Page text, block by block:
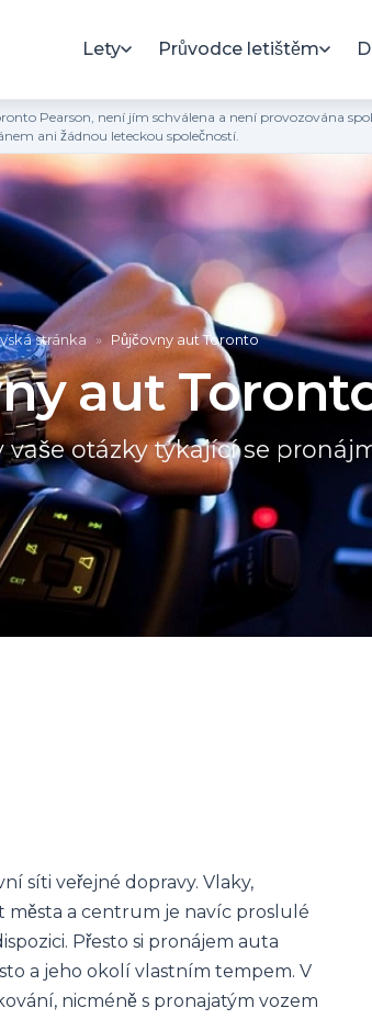
Lety Průvodce letištěm
Pearson, není jím schválena a není provozována
ani žádnou leteckou společností.
stránka » Půjčovny aut Toronto
aut
otázky týkající se
síti veřejné dopravy. Vlaky,
a centrum je navíc proslulé
Přesto si pronájem auta
a jeho okolí vlastním tempem. V
nicméně s pronajatým vozem